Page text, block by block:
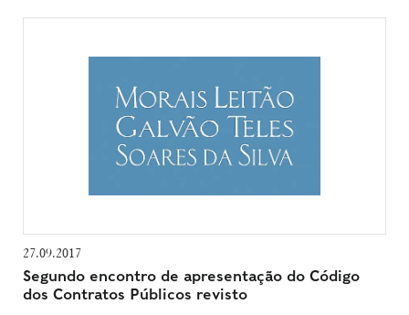
27.09.2017
Segundo encontro de apresentação do Código
dos Contratos Públicos revisto